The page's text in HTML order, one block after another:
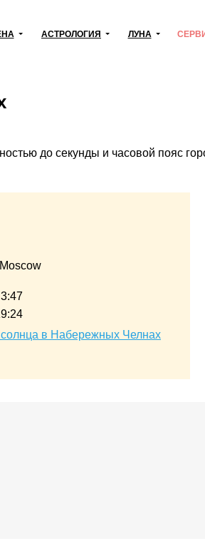
АСТРОЛОГИЯ ЛУНА
до секунды и часовой пояс
солнца в Набережных Челнах